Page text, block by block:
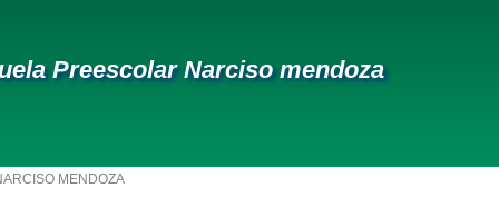
Preescolar Narciso mendoza
MENDOZA